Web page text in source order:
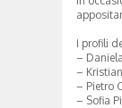
I profili
–
–
– Pietro
– Sofia